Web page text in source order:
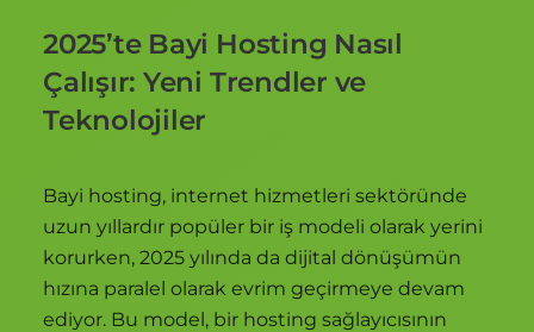
2025’te Bayi Hosting Nasıl
Çalışır: Yeni Trendler ve
Teknolojiler
Bayi hosting, internet hizmetleri sektöründe
uzun yıllardır popüler bir iş modeli olarak yerini
korurken, 2025 yılında da dijital dönüşümün
hızına paralel olarak evrim geçirmeye devam
ediyor. Bu model, bir hosting sağlayıcısının